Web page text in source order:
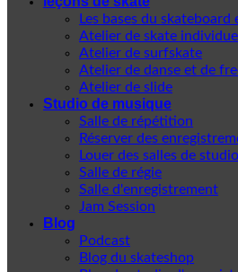
Les bases du
Atelier de skate individuel
Atelier de surfskate
Atelier de danse et de
Atelier de slide
Studio de musique
Salle de répétition
Réserver des
Louer des salles de studio
Salle de régie
Salle d'enregistrement
Jam Session
Blog
Podcast
Blog du skateshop